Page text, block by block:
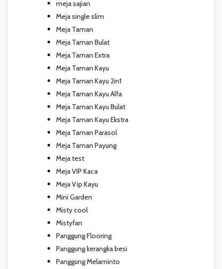
meja sajian
Meja single slim
Meja Taman
Meja Taman Bulat
Meja Taman Extra
Meja Taman Kayu
Meja Taman Kayu 2in1
Meja Taman Kayu Alfa
Meja Taman Kayu Bulat
Meja Taman Kayu Ekstra
Meja Taman Parasol
Meja Taman Payung
Meja test
Meja VIP Kaca
Meja Vip Kayu
Mini Garden
Misty cool
Mistyfan
Panggung Flooring
Panggung kerangka besi
Panggung Melaminto